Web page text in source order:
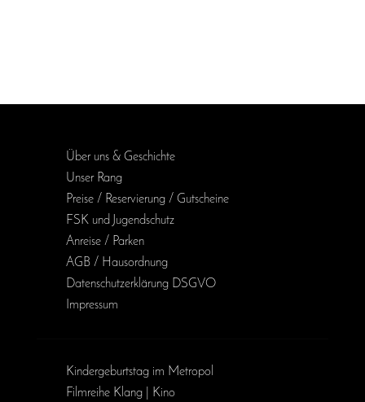
Über uns & Geschichte
Unser Rang
Preise / Reservierung / Gutscheine
FSK und Jugendschutz
Anreise / Parken
AGB / Haus­ordnung
Daten­schutz­erklärung DSGVO
Impressum
Kinder­geburts­tag im Metropol
Filmreihe Klang | Kino